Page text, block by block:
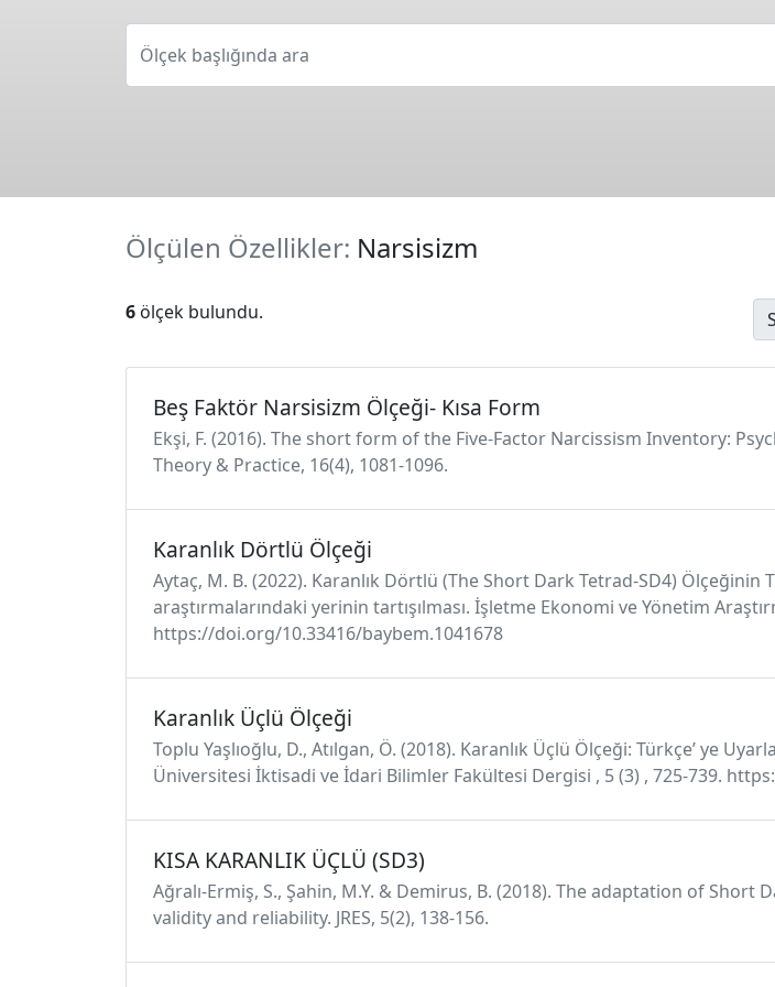
Ölçek başlığında ara
Ölçülen Özellikler: Narsisizm
6 ölçek bulundu.
Beş Faktör Narsisizm Ölçeği- Kısa Form
Ekşi, F. (2016). The short form of the Five-Factor Narcissism Inventory:
Theory & Practice, 16(4), 1081-1096.
Karanlık Dörtlü Ölçeği
Aytaç, M. B. (2022). Karanlık Dörtlü (The Short Dark Tetrad-SD4)
araştırmalarındaki yerinin tartışılması. İşletme Ekonomi ve Yönetim
https://doi.org/10.33416/baybem.1041678
Karanlık Üçlü Ölçeği
Toplu Yaşlıoğlu, D., Atılgan, Ö. (2018). Karanlık Üçlü Ölçeği: Türkçe’ ye
Üniversitesi İktisadi ve İdari Bilimler Fakültesi Dergisi , 5 (3) , 725-739.
KISA KARANLIK ÜÇLÜ (SD3)
Ağralı-Ermiş, S., Şahin, M.Y. & Demirus, B. (2018). The adaptation of
validity and reliability. JRES, 5(2), 138-156.